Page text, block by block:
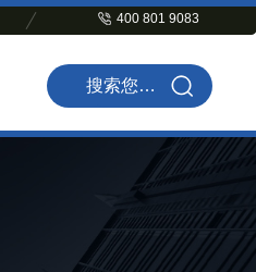
400 801 9083